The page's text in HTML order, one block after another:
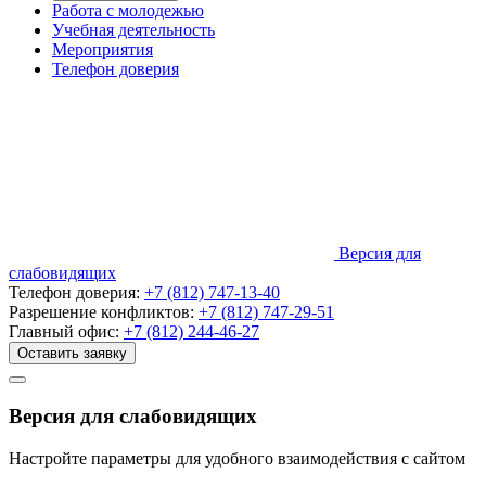
Работа с молодежью
Учебная деятельность
Мероприятия
Телефон доверия
Версия для
слабовидящих
Телефон доверия: +7 (812) 747-13-40
Разрешение конфликтов: +7 (812) 747-29-51
Главный офис: +7 (812) 244-46-27
Оставить заявку
Версия для слабовидящих
Настройте параметры для удобного взаимодействия с сайтом